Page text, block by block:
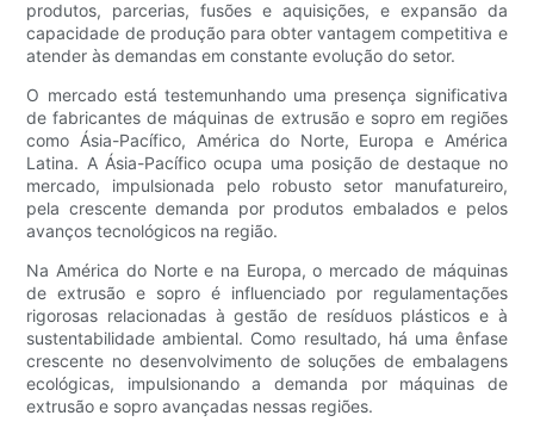
produtos, parcerias, fusões e aquisições, e expansão da
capacidade de produção para obter vantagem competitiva e
atender às demandas em constante evolução do setor.
O mercado está testemunhando uma presença significativa
de fabricantes de máquinas de extrusão e sopro em regiões
como Ásia-Pacífico, América do Norte, Europa e América
Latina. A Ásia-Pacífico ocupa uma posição de destaque no
mercado, impulsionada pelo robusto setor manufatureiro,
pela crescente demanda por produtos embalados e pelos
avanços tecnológicos na região.
Na América do Norte e na Europa, o mercado de máquinas
de extrusão e sopro é influenciado por regulamentações
rigorosas relacionadas à gestão de resíduos plásticos e à
sustentabilidade ambiental. Como resultado, há uma ênfase
crescente no desenvolvimento de soluções de embalagens
ecológicas, impulsionando a demanda por máquinas de
extrusão e sopro avançadas nessas regiões.